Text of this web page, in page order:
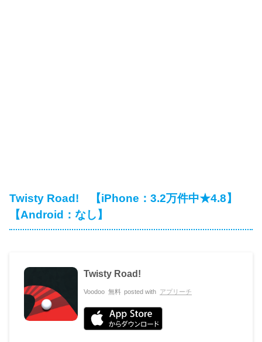
Twisty Road! 【iPhone：3.2万件中★4.8】
【Android：なし】
Twisty Road!
Voodoo 無料 posted with アプリーチ